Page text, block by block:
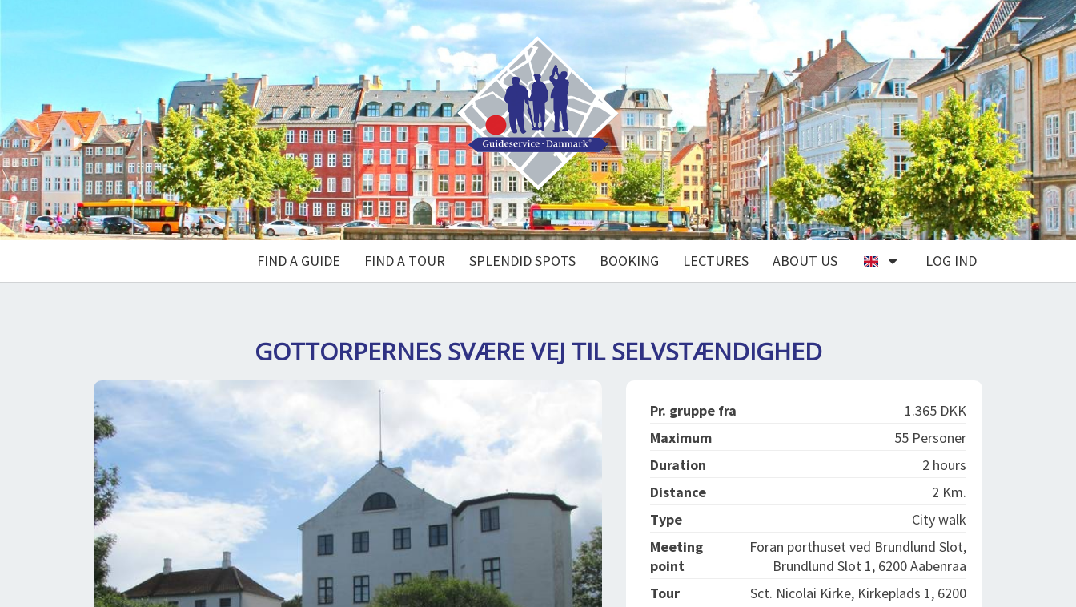
FIND A GUIDE FIND A TOUR SPLENDID SPOTS BOOKING LECTURES ABOUT US LOG IND
GOTTORPERNES SVÆRE VEJ TIL SELVSTÆNDIGHED
Pr. gruppe fra
1.365 DKK
Maximum
55 Personer
Duration
2 hours
Distance
2 Km.
Type
City walk
Meeting
point
Foran porthuset ved Brundlund Slot,
Brundlund Slot 1, 6200 Aabenraa
Tour
Sct. Nicolai Kirke, Kirkeplads 1, 6200